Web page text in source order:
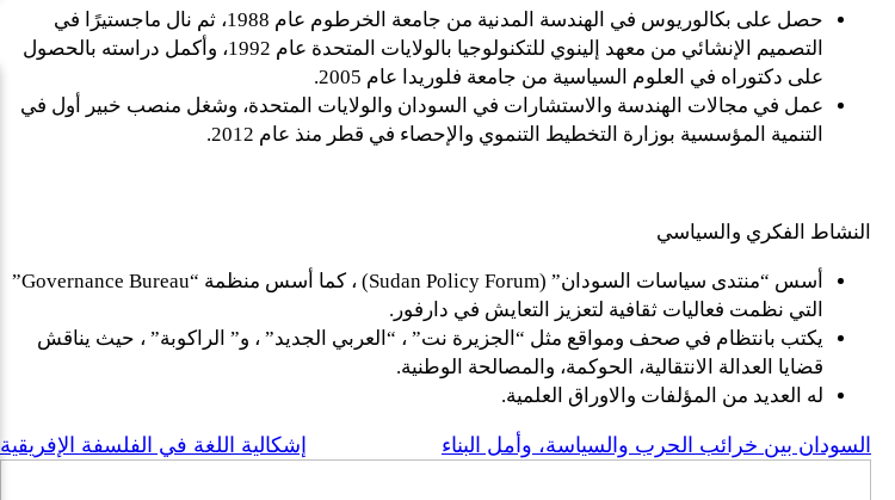
حصل على بكالوريوس في الهندسة المدنية من جامعة الخرطوم عام 1988، ثم نال ماجستيرًا في
التصميم الإنشائي من معهد إلينوي للتكنولوجيا بالولايات المتحدة عام 1992، وأكمل دراسته بالحصول
على دكتوراه في العلوم السياسية من جامعة فلوريدا عام 2005.
عمل في مجالات الهندسة والاستشارات في السودان والولايات المتحدة، وشغل منصب خبير أول في
التنمية المؤسسية بوزارة التخطيط التنموي والإحصاء في قطر منذ عام 2012.
النشاط الفكري والسياسي
أسس “منتدى سياسات السودان” (Sudan Policy Forum) ، كما أسس منظمة “Governance Bureau”
التي نظمت فعاليات ثقافية لتعزيز التعايش في دارفور.
يكتب بانتظام في صحف ومواقع مثل “الجزيرة نت” ، “العربي الجديد” ، و” الراكوبة” ، حيث يناقش
قضايا العدالة الانتقالية، الحوكمة، والمصالحة الوطنية.
له العديد من المؤلفات والاوراق العلمية.
السودان بين خرائب الحرب والسياسة، وأمل البناء إشكالية اللغة في الفلسفة الإفريقية